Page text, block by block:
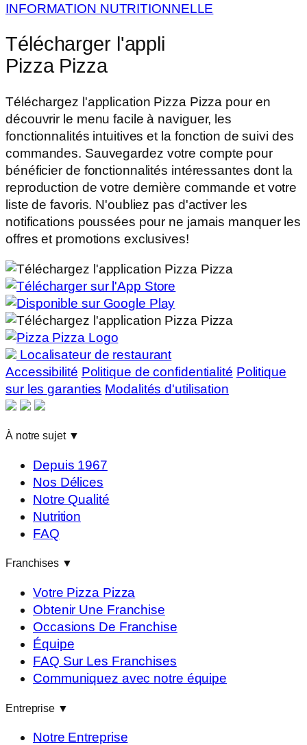
INFORMATION NUTRITIONNELLE
Télécharger l'appli
Pizza Pizza
Téléchargez l'application Pizza Pizza pour en
découvrir le menu facile à naviguer, les
fonctionnalités intuitives et la fonction de suivi des
commandes. Sauvegardez votre compte pour
bénéficier de fonctionnalités intéressantes dont la
reproduction de votre dernière commande et votre
liste de favoris. N'oubliez pas d'activer les
notifications poussées pour ne jamais manquer les
offres et promotions exclusives!
Localisateur de restaurant
Accessibilité Politique de confidentialité Politique
sur les garanties Modalités d'utilisation
À notre sujet ▼
Depuis 1967
Nos Délices
Notre Qualité
Nutrition
FAQ
Franchises ▼
Votre Pizza Pizza
Obtenir Une Franchise
Occasions De Franchise
Équipe
FAQ Sur Les Franchises
Communiquez avec notre équipe
Entreprise ▼
Notre Entreprise